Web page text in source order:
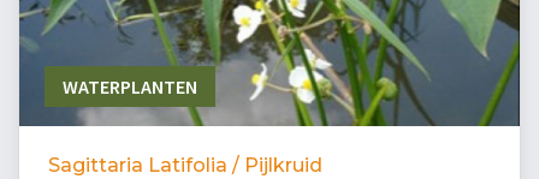
WATERPLANTEN
Sagittaria Latifolia / Pijlkruid